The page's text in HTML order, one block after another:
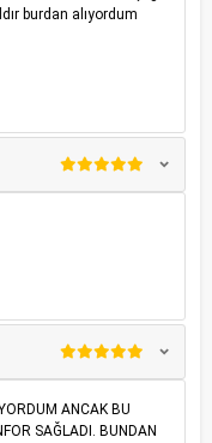
burdan alıyordum
ANCAK BU
SAĞLADI. BUNDAN